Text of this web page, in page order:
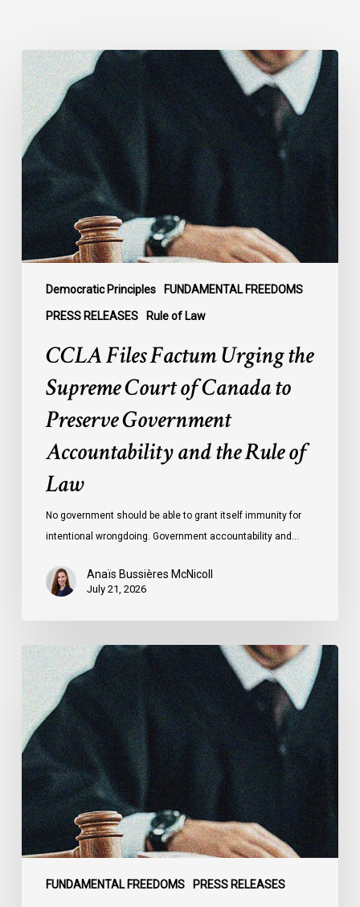
Democratic Principles FUNDAMENTAL FREEDOMS
PRESS RELEASES Rule of Law
CCLA
Files
Factum
Urging
the
Supreme
Court
of
Canada
to
Preserve
Government
Accountability
CCLA Files Factum Urging the
Supreme Court of Canada to
Preserve Government
Accountability and the Rule of
Law
No government should be able to grant itself immunity for
intentional wrongdoing. Government accountability and…
Anaïs Bussières McNicoll
July 21, 2026
FUNDAMENTAL FREEDOMS PRESS RELEASES
CCLA
Stands
With
Other
INCLO
Members
to
Urge
States
to
Defend